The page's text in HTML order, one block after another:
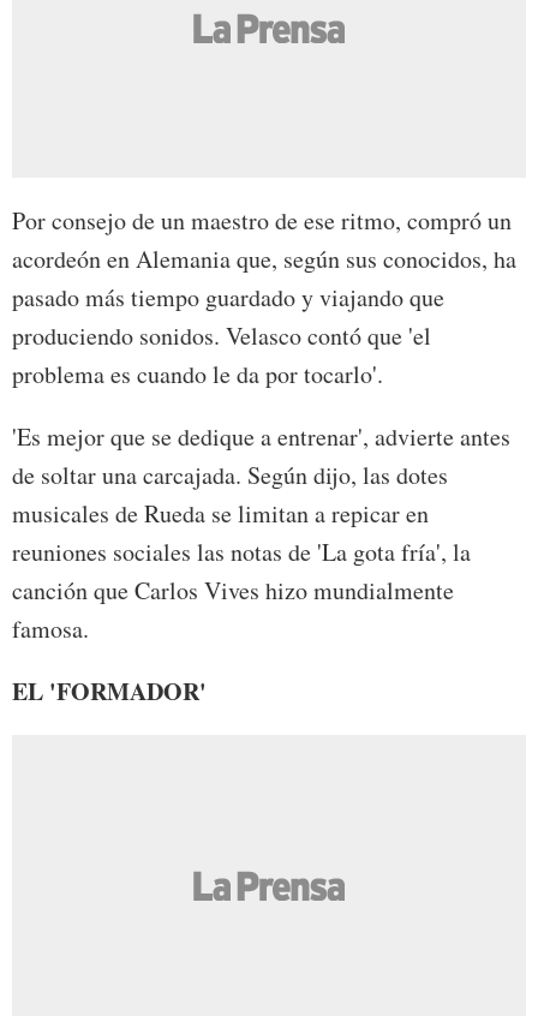
Por consejo de un maestro de ese ritmo, compró un
acordeón en Alemania que, según sus conocidos, ha
pasado más tiempo guardado y viajando que
produciendo sonidos. Velasco contó que 'el
problema es cuando le da por tocarlo'.
'Es mejor que se dedique a entrenar', advierte antes
de soltar una carcajada. Según dijo, las dotes
musicales de Rueda se limitan a repicar en
reuniones sociales las notas de 'La gota fría', la
canción que Carlos Vives hizo mundialmente
famosa.
EL 'FORMADOR'